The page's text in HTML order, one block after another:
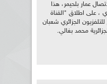
عمار بلحيمر، هذا
، على اطلاق "القناة
الجزائري شعبان
محمد بغالي.